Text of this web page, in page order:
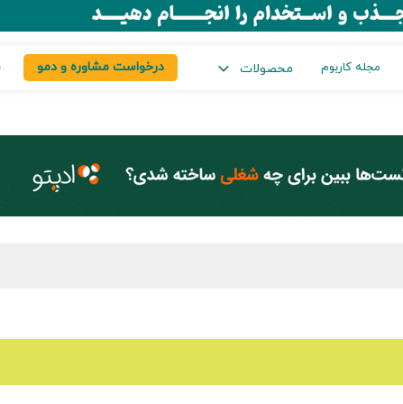
مجله کاربوم محصولات درخواست مشاوره و دمو